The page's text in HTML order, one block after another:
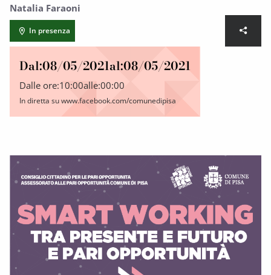
Natalia Faraoni
In presenza
Dal:08/05/2021al:08/05/2021
Dalle ore:10:00alle:00:00
In diretta su www.facebook.com/comunedipisa